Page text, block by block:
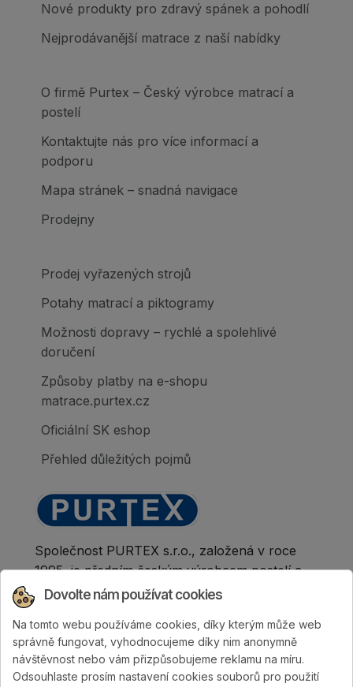
Nové produkty pro zdravý spánek a pohodlí
Nejprodávanější matrace z naší nabídky
O firmě Purtex – Český výrobce matrací a
postelí
Kontaktujte nás pro více informací a
podporu
Mapa stránek – snadná navigace
Prodejny
Prodej vyřazených strojů
Potahy matrací a piktogramy
Možnosti dopravy – rychlé a spolehlivé
doručení
Způsoby platby na e-shopu
matrace.purtex.cz
Oficiální SK eshop
Přehled důležitých pojmů
Společnost PURTEX s.r.o., založená v roce
1995, je předním českým výrobcem postelí a
klinicky hodnocených matrací.
Dovolte nám používat cookies
Na tomto webu používáme cookies, díky kterým může web
správně fungovat, vyhodnocujeme díky nim anonymně
návštěvnost nebo vám přizpůsobujeme reklamu na míru.
Odsouhlaste prosím nastavení cookies souborů pro použití